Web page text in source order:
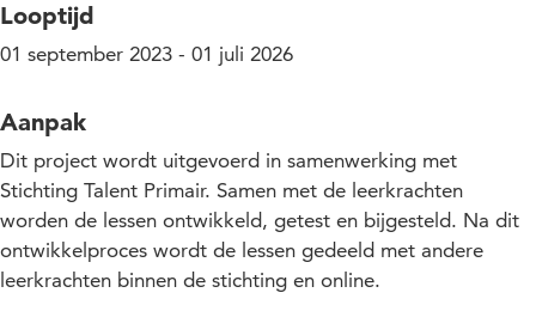
Looptijd
01 september 2023 - 01 juli 2026
Aanpak
Dit project wordt uitgevoerd in samenwerking met
Stichting Talent Primair. Samen met de leerkrachten
worden de lessen ontwikkeld, getest en bijgesteld. Na dit
ontwikkelproces wordt de lessen gedeeld met andere
leerkrachten binnen de stichting en online.